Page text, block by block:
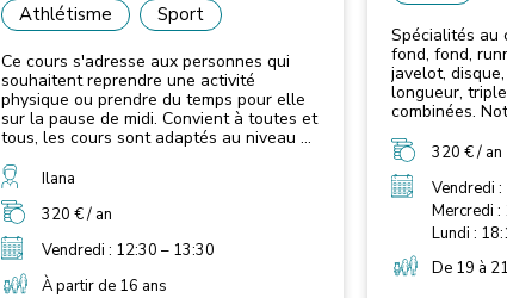
Athlétisme
Sport
Ce cours s'adresse aux personnes qui
souhaitent reprendre une activité
physique ou prendre du temps pour elle
sur la pause de midi. Convient à toutes et
tous, les cours sont adaptés au niveau et
une entraineure diplômée APA Inscrivez
pour une séance d'essai sur ce mail :
aviaclub1@gmail.com
Ilana
320 € / an
Vendredi : 12:30 – 13:30
À partir de 16 ans
Spécialités au
fond, fond, running,
javelot,
longueur,
combinées.
d'épreuves
nature ou sur
entrainements
ou des
endurance,
et habileté.
Vendredi
Mercredi :
Lundi :
De 19 à